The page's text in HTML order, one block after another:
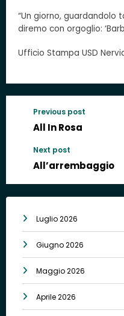
“Un giorno, guardandolo
diremo con orgoglio:
Ufficio Stampa USD
Previous post
All In Rosa
Next post
All’arrembaggio
Luglio 2026
Giugno 2026
Maggio 2026
Aprile 2026